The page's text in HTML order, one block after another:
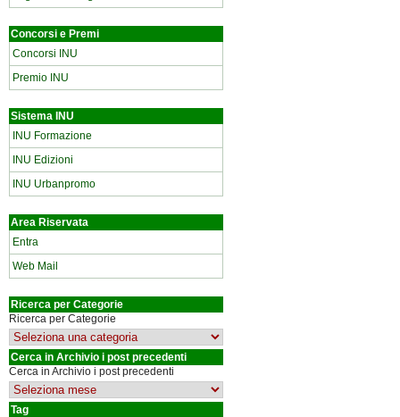
Concorsi e Premi
Concorsi INU
Premio INU
Sistema INU
INU Formazione
INU Edizioni
INU Urbanpromo
Area Riservata
Entra
Web Mail
Ricerca per Categorie
Ricerca per Categorie
Cerca in Archivio i post precedenti
Cerca in Archivio i post precedenti
Tag